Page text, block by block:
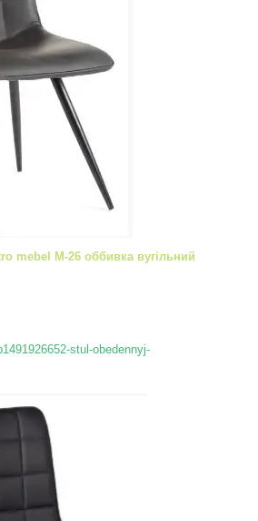
mebel М-26 оббивка вугільний
stul-obedennyj-